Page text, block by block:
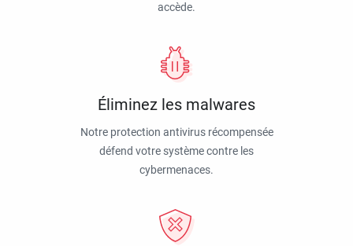
accède.
Éliminez les malwares
Notre protection antivirus récompensée
défend votre système contre les
cybermenaces.